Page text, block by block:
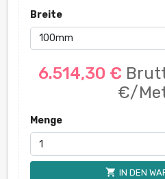
Breite
6.514,30 €
€/
Menge
shopping_cart IN DEN